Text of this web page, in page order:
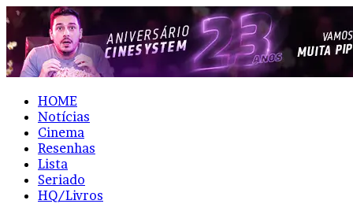
HOME
Notícias
Cinema
Resenhas
Lista
Seriado
HQ/Livros